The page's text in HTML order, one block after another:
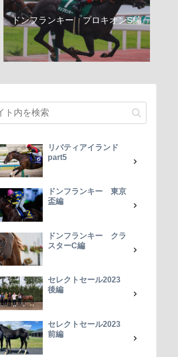
ドンフランキー プロキオンS編
リバティアイランド
part5
ドンフランキー 東京
盃編
ドンフランキー クラ
スターC編
セレクトセール2023
後編
セレクトセール2023
前編